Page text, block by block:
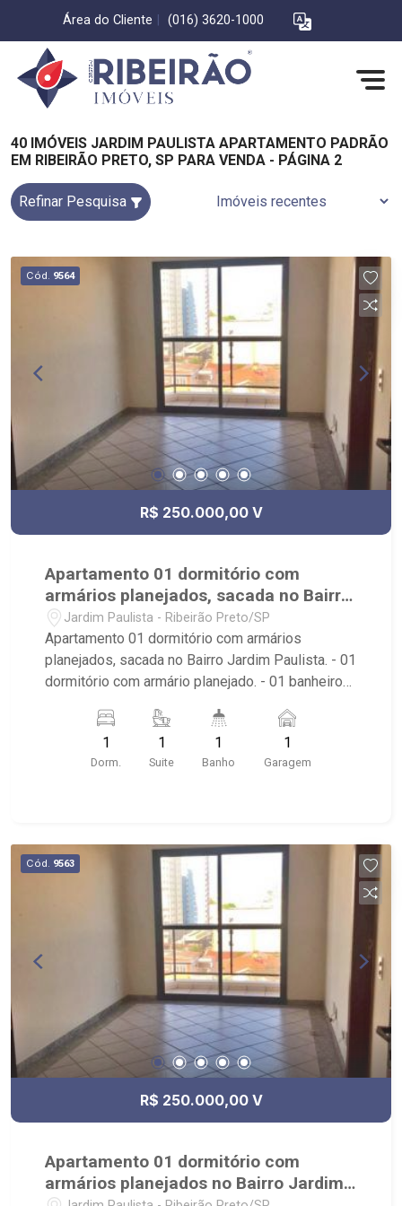
Área do Cliente (016) 3620-1000
40 IMÓVEIS JARDIM PAULISTA APARTAMENTO PADRÃO
EM RIBEIRÃO PRETO, SP PARA VENDA - PÁGINA 2
Refinar Pesquisa
Cód. 9564
R$ 250.000,00 V
Apartamento 01 dormitório com
armários planejados, sacada no Bairro
Jardim Paulista.
Jardim Paulista - Ribeirão Preto/SP
Apartamento 01 dormitório com armários
planejados, sacada no Bairro Jardim Paulista. - 01
dormitório com armário planejado. - 01 banheiro
americana. -01 vaga de garagem. - condomínio
possui elevador, área de lazer com piscina, salão
de festa, área de churrasco. - imóvel próximo a
Contando com uma equipe atuante de
consultores especialistas, oferecemos mais
proximidade com os clientes, afim de entender
seus objetivos e vontades. Atualmente,
contabilizamos mais de 2.500 cadastros de
imóveis para venda, permuta e locação,
comercializando imóveis de terceiros e
lançamentos. Estamos localizados em sede
própria - em uma das melhores avenidas da
cidade - Av. Professor João Fiúsa, 1147 - Alto da
Boa Vista, Ribeirão Preto - SP.
1
Dorm.
1
Suite
1
Banho
1
Garagem
Cód. 9563
R$ 250.000,00 V
Apartamento 01 dormitório com
armários planejados no Bairro Jardim